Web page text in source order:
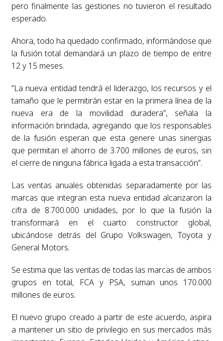
pero finalmente las gestiones no tuvieron el resultado
esperado.
Ahora, todo ha quedado confirmado, informándose que
la fusión total demandará un plazo de tiempo de entre
12 y 15 meses.
“La nueva entidad tendrá el liderazgo, los recursos y el
tamaño que le permitirán estar en la primera línea de la
nueva era de la movilidad duradera”, señala la
información brindada, agregando que los responsables
de la fusión esperan que esta genere unas sinergias
que permitan el ahorro de 3.700 millones de euros, sin
el cierre de ninguna fábrica ligada a esta transacción”.
Las ventas anuales obtenidas separadamente por las
marcas que integran esta nueva entidad alcanzaron la
cifra de 8.700.000 unidades, por lo que la fusión la
transformará en el cuarto constructor global,
ubicándose detrás del Grupo Volkswagen, Toyota y
General Motors.
Se estima que las ventas de todas las marcas de ambos
grupos en total, FCA y PSA, suman unos 170.000
millones de euros.
El nuevo grupo creado a partir de este acuerdo, aspira
a mantener un sitio de privilegio en sus mercados más